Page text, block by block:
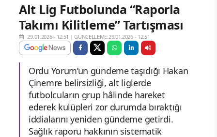
Alt Lig Futbolunda “Raporla
Takımı Kilitleme” Tartışması
29.01.2026 - 12:51 |GÜNCELLEME:29.01.2026 - 12:51
Ordu Yorum’un gündeme taşıdığı Hakan
Çinemre belirsizliği, alt liglerde
futbolcuların grup hâlinde hareket
ederek kulüpleri zor durumda bıraktığı
iddialarını yeniden gündeme getirdi.
Sağlık raporu hakkının sistematik